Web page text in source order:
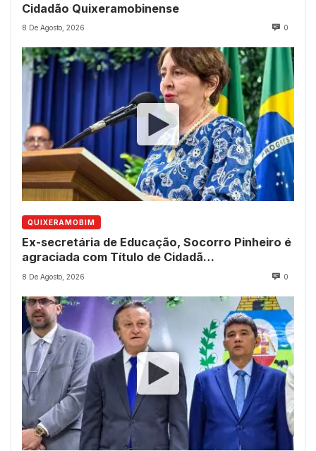
Cidadão Quixeramobinense
8 De Agosto, 2026 0
QUIXERAMOBIM
Ex-secretária de Educação, Socorro Pinheiro é
agraciada com Título de Cidadã
Quixeramobinense
8 De Agosto, 2026 0